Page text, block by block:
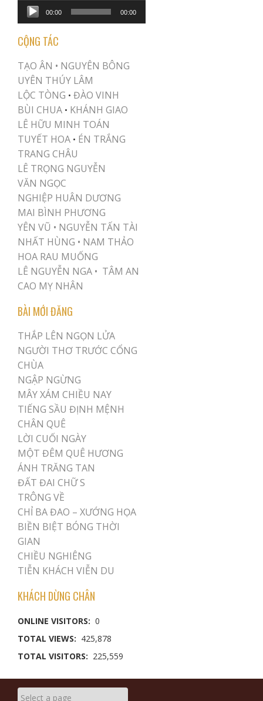
Audio
Player
00:00 00:00
CỘNG TÁC
TẠO ÂN • NGUYÊN BÔNG
UYÊN THÚY LÂM
LỘC TÒNG • ĐÀO VINH
BÙI CHUA • KHÁNH GIAO
LÊ HỮU MINH TOÁN
TUYẾT HOA • ÉN TRẮNG
TRANG CHÂU
LÊ TRỌNG NGUYỄN
VĂN NGỌC
NGHIỆP HUÂN DƯƠNG
MAI BÌNH PHƯƠNG
YÊN VŨ • NGUYỄN TẤN TÀI
NHẤT HÙNG • NAM THẢO
HOA RAU MUỐNG
LÊ NGUYỄN NGA • TÂM AN
CAO MỴ NHÂN
BÀI MỚI ĐĂNG
THẮP LÊN NGỌN LỬA
NGƯỜI THƠ TRƯỚC CỔNG
CHÙA
NGẬP NGỪNG
MÂY XÁM CHIỀU NAY
TIẾNG SẦU ĐỊNH MỆNH
CHÂN QUÊ
LỜI CUỐI NGÀY
MỘT ĐÊM QUÊ HƯƠNG
ÁNH TRĂNG TAN
ĐẤT ĐAI CHỮ S
TRÔNG VỀ
CHỈ BA ĐAO – XƯỚNG HỌA
BIỀN BIỆT BÓNG THỜI
GIAN
CHIỀU NGHIÊNG
TIỄN KHÁCH VIỄN DU
KHÁCH DỪNG CHÂN
ONLINE VISITORS: 0
TOTAL VIEWS: 425,878
TOTAL VISITORS: 225,559